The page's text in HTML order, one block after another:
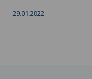
29.01.2022